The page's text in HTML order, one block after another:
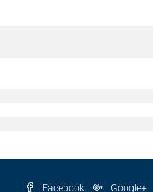
Facebook Google+